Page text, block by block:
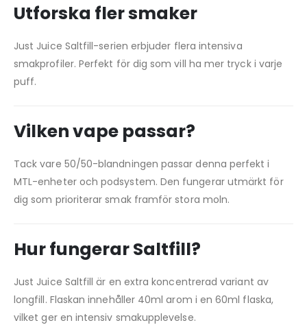
Utforska fler smaker
Just Juice Saltfill-serien erbjuder flera intensiva
smakprofiler. Perfekt för dig som vill ha mer tryck i varje
puff.
Vilken vape passar?
Tack vare 50/50-blandningen passar denna perfekt i
MTL-enheter och podsystem. Den fungerar utmärkt för
dig som prioriterar smak framför stora moln.
Hur fungerar Saltfill?
Just Juice Saltfill är en extra koncentrerad variant av
longfill. Flaskan innehåller 40ml arom i en 60ml flaska,
vilket ger en intensiv smakupplevelse.